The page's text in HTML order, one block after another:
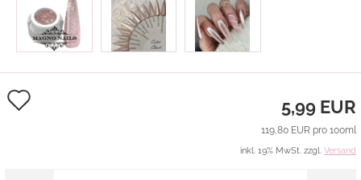
5,99 EUR
119,80 EUR pro 100ml
inkl. 19% MwSt. zzgl. Versand